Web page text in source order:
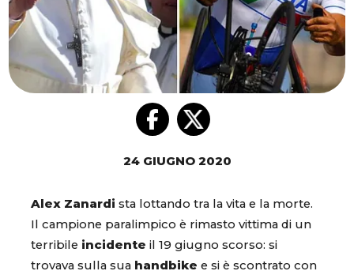
24 GIUGNO 2020
Alex Zanardi sta lottando tra la vita e la morte.
Il campione paralimpico è rimasto vittima di un
terribile incidente il 19 giugno scorso: si
trovava sulla sua handbike e si è scontrato con